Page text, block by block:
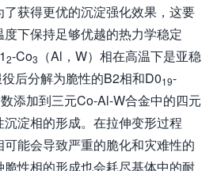
获得更优的沉淀强化效果，这要
下保持足够优越的热力学稳定
2-Co3
（Al，W）相在高温下是亚稳
后分解为脆性的B2相和D019-
添加到三元Co-Al-W合金中的四元
淀相的形成。在拉伸变形过程
能会导致严重的脆化和灾难性的
性相的形成也会耗尽基体中的耐